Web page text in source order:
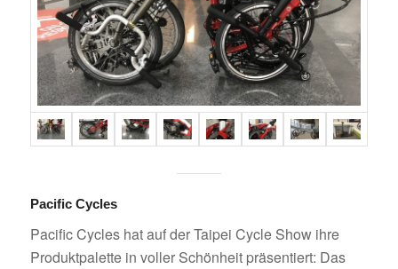
Pacific Cycles
Pacific Cycles hat auf der Taipei Cycle Show ihre
Produktpalette in voller Schönheit präsentiert: Das